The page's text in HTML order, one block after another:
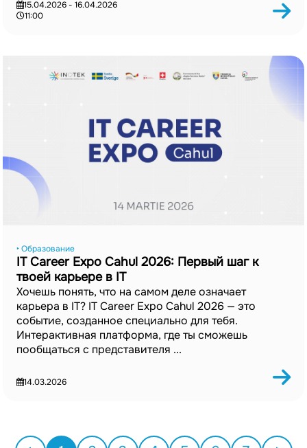
15.04.2026 - 16.04.2026
11:00
‣ Образование
IT Career Expo Cahul 2026: Первый шаг к
твоей карьере в IT
Хочешь понять, что на самом деле означает
карьера в IT? IT Career Expo Cahul 2026 — это
событие, созданное специально для тебя.
Интерактивная платформа, где ты сможешь
пообщаться с представителя ...
14.03.2026